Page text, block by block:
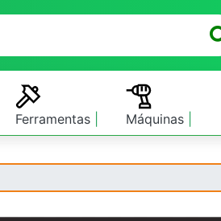
Ferramentas Máquinas